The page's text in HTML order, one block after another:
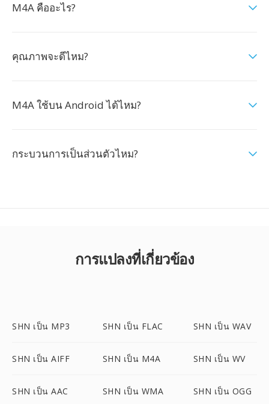
M4A คืออะไร?
คุณภาพจะดีไหม?
M4A ใช้บน Android ได้ไหม?
กระบวนการเป็นส่วนตัวไหม?
การแปลงที่เกี่ยวข้อง
SHN เป็น MP3 SHN เป็น FLAC SHN เป็น WAV
SHN เป็น AIFF SHN เป็น M4A SHN เป็น WV
SHN เป็น AAC SHN เป็น WMA SHN เป็น OGG